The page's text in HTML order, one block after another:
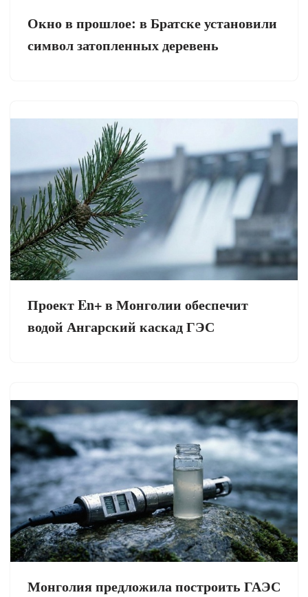
Окно в прошлое: в Братске установили
символ затопленных деревень
Проект En+ в Монголии обеспечит
водой Ангарский каскад ГЭС
Монголия предложила построить ГАЭС